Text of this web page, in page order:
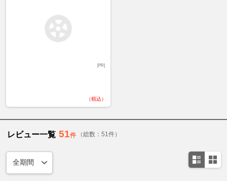
[PR]
（税込）
レビュー一覧 51件 （総数：51件）